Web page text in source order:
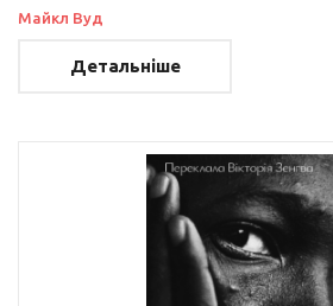
Майкл Вуд
Детальніше